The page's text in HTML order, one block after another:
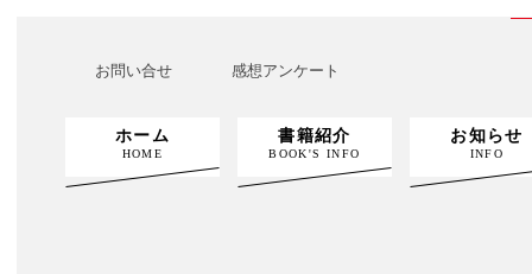
お問い合せ 感想アンケート
ホーム
HOME
書籍紹介
BOOK'S INFO
お知らせ
INFO